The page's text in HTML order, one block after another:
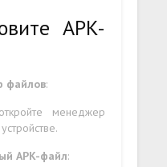
APK-
файлов:
менеджер
APK-файл: